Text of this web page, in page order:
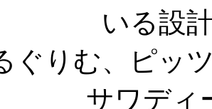
いる設
ぐりむ、ピッ
サワディ